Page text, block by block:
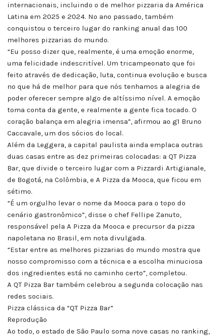
internacionais, incluindo o de melhor pizzaria da América
Latina em 2025 e 2024. No ano passado, também
conquistou o terceiro lugar do ranking anual das 100
melhores pizzarias do mundo.
“Eu posso dizer que, realmente, é uma emoção enorme,
uma felicidade indescritível. Um tricampeonato que foi
feito através de dedicação, luta, continua evolução e busca
no que há de melhor para que nós tenhamos a alegria de
poder oferecer sempre algo de altíssimo nível. A emoção
toma conta da gente, e realmente a gente fica tocado. O
coração balança em alegria imensa”, afirmou ao g1 Bruno
Caccavale, um dos sócios do local.
Além da Leggera, a capital paulista ainda emplaca outras
duas casas entre as dez primeiras colocadas: a QT Pizza
Bar, que divide o terceiro lugar com a Pizzardi Artigianale,
de Bogotá, na Colômbia, e A Pizza da Mooca, que ficou em
sétimo.
“É um orgulho levar o nome da Mooca para o topo do
cenário gastronômico”, disse o chef Fellipe Zanuto,
responsável pela A Pizza da Mooca e precursor da pizza
napoletana no Brasil, em nota divulgada.
“Estar entre as melhores pizzarias do mundo mostra que
nosso compromisso com a técnica e a escolha minuciosa
dos ingredientes está no caminho certo”, completou.
A QT Pizza Bar também celebrou a segunda colocação nas
redes sociais.
Pizza clássica da “QT Pizza Bar”
Reprodução
Ao todo, o estado de São Paulo soma nove casas no ranking,